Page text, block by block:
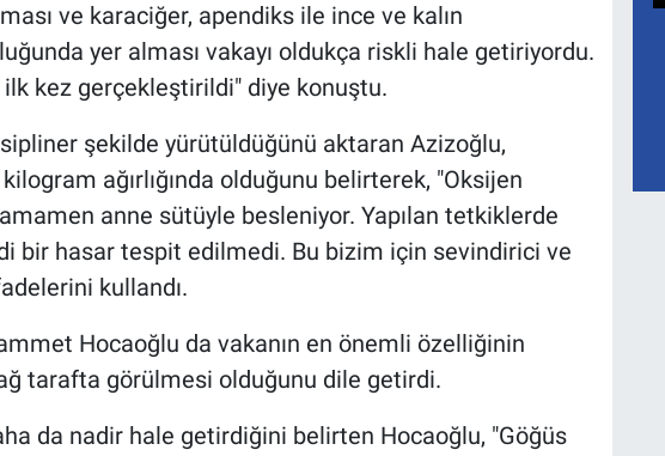
ve karaciğer, apendiks ile ince ve kalın
yer alması vakayı oldukça riskli hale getiriyordu.
ilk kez gerçekleştirildi" diye konuştu.
şekilde yürütüldüğünü aktaran Azizoğlu,
ağırlığında olduğunu belirterek, "Oksijen
anne sütüyle besleniyor. Yapılan tetkiklerde
bir hasar tespit edilmedi. Bu bizim için sevindirici ve
kullandı.
Hocaoğlu da vakanın en önemli özelliğinin
tarafta görülmesi olduğunu dile getirdi.
da nadir hale getirdiğini belirten Hocaoğlu, "Göğüs